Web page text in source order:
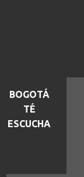
BOGOTÁ
TÉ
ESCUCHA